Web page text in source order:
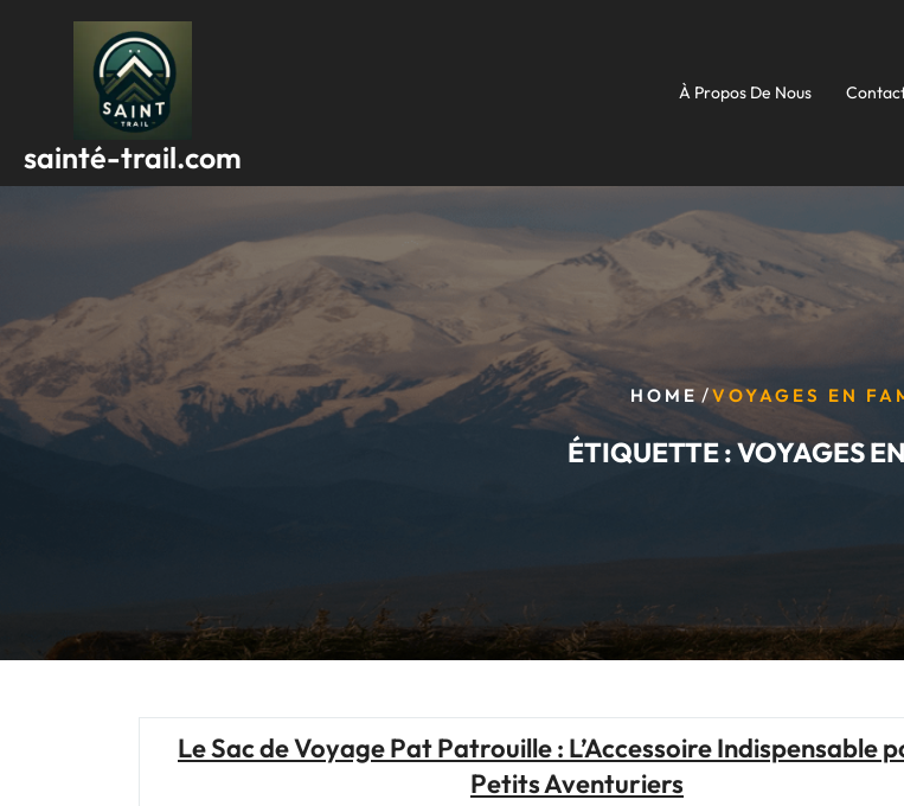
sainté-trail.com
À Propos De Nous
HOME /VOYAGES EN
ÉTIQUETTE :VOYAGES
Le Sac de Voyage Pat Patrouille : L’Accessoire Indispensable
Petits Aventuriers